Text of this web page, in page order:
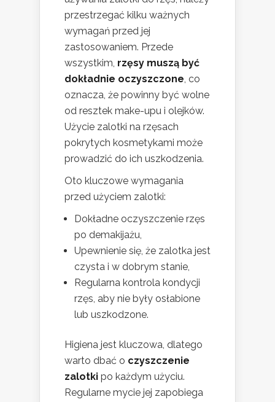
przestrzegać kilku ważnych
wymagań przed jej
zastosowaniem. Przede
wszystkim, rzęsy muszą być
dokładnie oczyszczone, co
oznacza, że powinny być wolne
od resztek make-upu i olejków.
Użycie zalotki na rzęsach
pokrytych kosmetykami może
prowadzić do ich uszkodzenia.
Oto kluczowe wymagania
przed użyciem zalotki:
Dokładne oczyszczenie rzęs
po demakijażu,
Upewnienie się, że zalotka jest
czysta i w dobrym stanie,
Regularna kontrola kondycji
rzęs, aby nie były osłabione
lub uszkodzone.
Higiena jest kluczowa, dlatego
warto dbać o czyszczenie
zalotki po każdym użyciu.
Regularne mycie jej zapobiega